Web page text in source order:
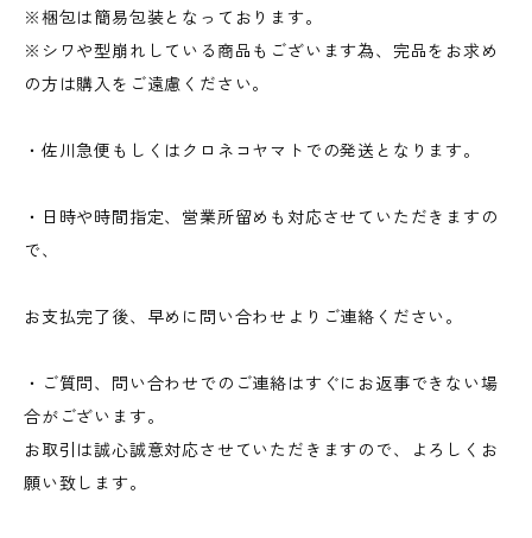
※梱包は簡易包装となっております。
※シワや型崩れしている商品もございます為、完品をお求め
の方は購入をご遠慮ください。
・佐川急便もしくはクロネコヤマトでの発送となります。
・日時や時間指定、営業所留めも対応させていただきますの
で、
お支払完了後、早めに問い合わせよりご連絡ください。
・ご質問、問い合わせでのご連絡はすぐにお返事できない場
合がございます。
お取引は誠心誠意対応させていただきますので、よろしくお
願い致します。